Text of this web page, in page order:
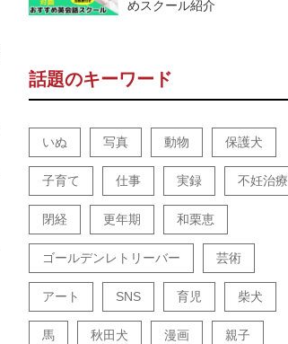
めスクール紹介
話題のキーワード
いぬ 写真 動物 保護犬
子育て 仕事 実録 不妊治療
閉経 更年期 和栗恵
ゴールデンレトリーバー 芸術
アート SNS 育児 柴犬
馬 秋田犬 漫画 親子